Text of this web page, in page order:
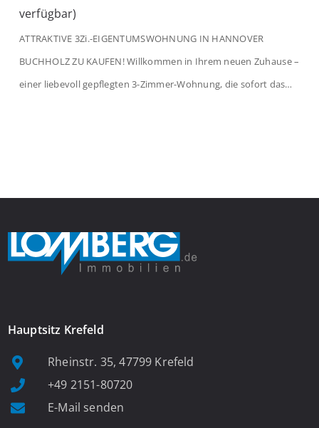
verfügbar)
ATTRAKTIVE 3Zi.-EIGENTUMSWOHNUNG IN HANNOVER
BUCHHOLZ ZU KAUFEN! Willkommen in Ihrem neuen Zuhause –
einer liebevoll gepflegten 3-Zimmer-Wohnung, die sofort das
Hauptsitz Krefeld
Rheinstr. 35, 47799 Krefeld
+49 2151-80720
E-Mail senden